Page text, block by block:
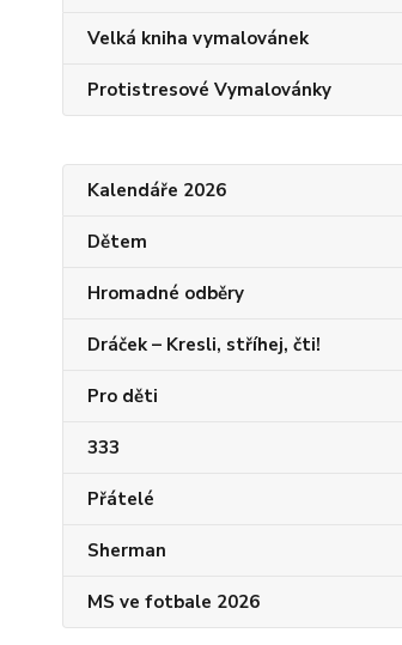
Velká kniha vymalovánek
Protistresové Vymalovánky
Kalendáře 2026
Dětem
Hromadné odběry
Dráček – Kresli, stříhej, čti!
Pro děti
333
Přátelé
Sherman
MS ve fotbale 2026